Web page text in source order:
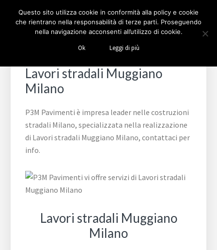
navigazioneCOSTRUZIONI STRADALI
MILANO
Impresa leader nelle costruzioni stradali Milano
Lavori stradali Muggiano
Milano
P3M Pavimenti è impresa leader nelle costruzioni
stradali Milano, specializzata nella realizzazione
di Lavori stradali Muggiano Milano, contattaci per
info.
Lavori stradali Muggiano
Milano
Questo sito utilizza cookie in conformità alla policy e cookie
che rientrano nella responsabilità di terze parti. Proseguendo
nella navigazione acconsenti all’utilizzo di cookie.
Ok Leggi di più